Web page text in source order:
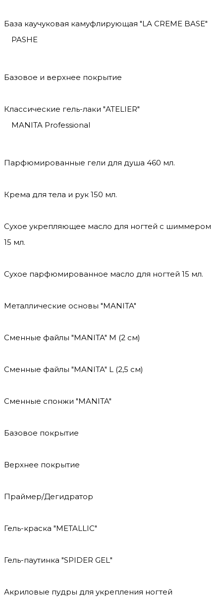
База каучуковая камуфлирующая "LA CREME BASE"
PASHE
Базовое и верхнее покрытие
Классические гель-лаки "ATELIER"
MANITA Professional
Парфюмированные гели для душа 460 мл.
Крема для тела и рук 150 мл.
Сухое укрепляющее масло для ногтей с шиммером
15 мл.
Сухое парфюмированное масло для ногтей 15 мл.
Металлические основы "MANITA"
Сменные файлы "MANITA" М (2 см)
Сменные файлы "MANITA" L (2,5 см)
Сменные спонжи "MANITA"
Базовое покрытие
Верхнее покрытие
Праймер/Дегидратор
Гель-краска "METALLIC"
Гель-паутинка "SPIDER GEL"
Акриловые пудры для укрепления ногтей